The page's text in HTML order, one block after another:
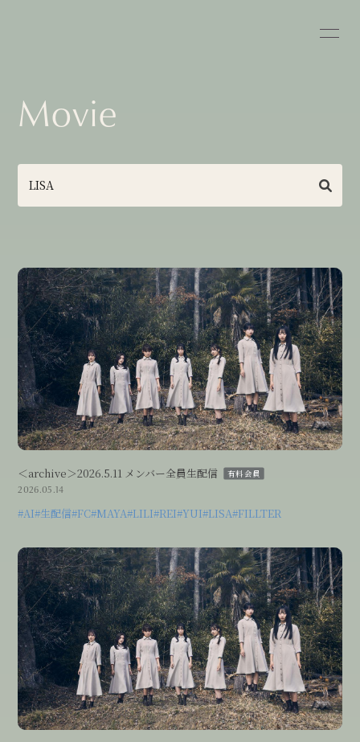
Home
Schedule
Profile
Goods
Discography
Streaming
Movie
＜archive＞2026.5.11 メンバー全員生配信 有料会員
2026.05.14
#AI#生配信#FC#MAYA#LILI#REI#YUI#LISA#FILLTER